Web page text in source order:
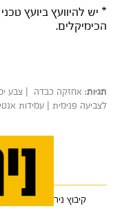
* יש להיוועץ ביועץ
הכימיקלים.
תגיות: אחזקה כבדה | צבע
לצביעה פנימית | עמידות
קיבוץ ניר עוז 85122 •